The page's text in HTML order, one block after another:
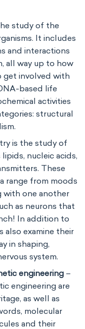
study of the
It includes
and interactions
all way up to how
get involved with
based life
activities
structural
is the study of
nucleic acids,
These
range from moods
with one another
as neurons that
In addition to
also examine their
in shaping,
system.
engineering –
engineering are
as well as
molecular
and their